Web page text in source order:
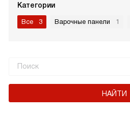
Категории
Все 3 Варочные панели 1